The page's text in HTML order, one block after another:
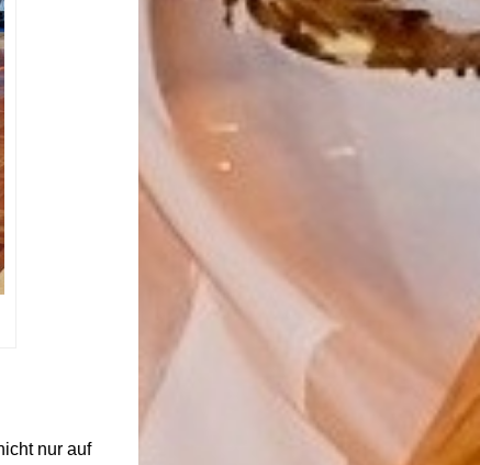
nur auf